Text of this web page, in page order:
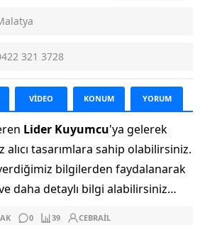
321 3728
VİDEO KONUM YORUM
Lider Kuyumcu'ya gelerek
alıcı tasarımlara sahip olabilirsiniz.
bilgilerden faydalanarak
daha detaylı bilgi alabilirsiniz…
0 39 CEBRAIL